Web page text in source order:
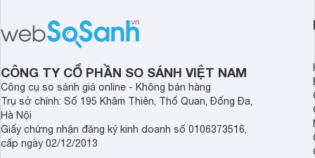
Nội thất Fami
Với những thông tin về các dòng ghế thường được sử
đình, văn phòng,... những mẫu ghế với chức năng và công
CÔNG TY CỔ PHẦN SO SÁNH VIỆT NAM
Công cụ so sánh giá online - Không bán hàng
Trụ sở chính: Số 195 Khâm Thiên, Thổ Quan, Đống Đa,
Hà Nội
Giấy chứng nhận đăng ký kinh doanh số 0106373516,
cấp ngày 02/12/2013